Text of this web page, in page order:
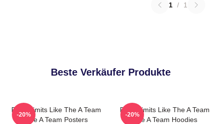
1 / 1
Beste Verkäufer Produkte
Push Limits Like The A Team
The A Team Posters
-20%
Push Limits Like The A Team
The A Team Hoodies
-20%